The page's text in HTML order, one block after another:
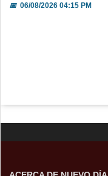
📅06/08/2026 04:15 PM